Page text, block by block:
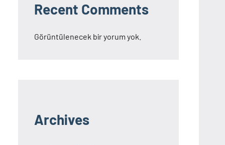
Recent Comments
Görüntülenecek bir yorum yok.
Archives